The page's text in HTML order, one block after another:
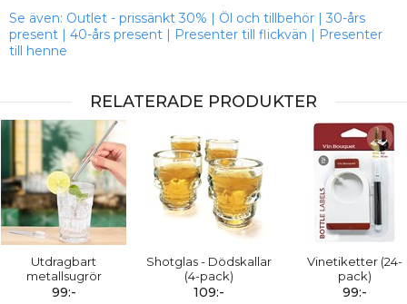
Se även: Outlet - prissänkt 30% | Öl och tillbehör | 30-års
present | 40-års present | Presenter till flickvän | Presenter
till henne
RELATERADE PRODUKTER
Utdragbart
metallsugrör
99:-
Shotglas - Dödskallar
(4-pack)
109:-
Vinetiketter (24-
pack)
99:-